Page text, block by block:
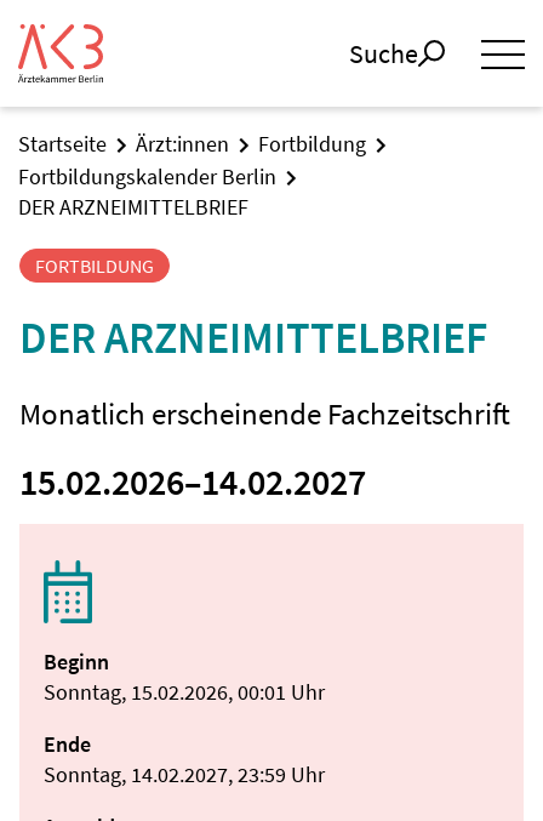
Suche
Startseite Ärzt:innen
Fortbildung
Fortbildungskalender Berlin
DER ARZNEIMITTELBRIEF
FORTBILDUNG
DER ARZNEIMITTELBRIEF
Monatlich erscheinende Fachzeitschrift
15.02.2026–14.02.2027
Beginn
Sonntag, 15.02.2026, 00:01 Uhr
Ende
Sonntag, 14.02.2027, 23:59 Uhr